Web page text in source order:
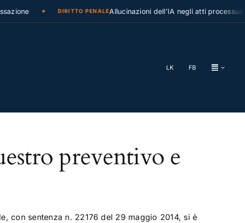
DIRITTO PENALEAllucinazioni dell’IA negli atti
LK FB
preventivo e
con sentenza n. 22176 del 29 maggio 2014, si è